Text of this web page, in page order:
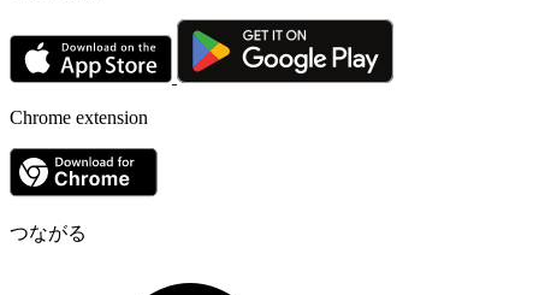
Chrome extension
つながる